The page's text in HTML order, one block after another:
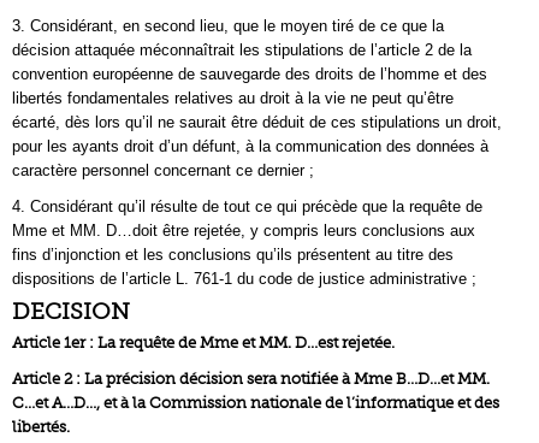
3. Considérant, en second lieu, que le moyen tiré de ce que la
décision attaquée méconnaîtrait les stipulations de l’article 2 de la
convention européenne de sauvegarde des droits de l’homme et des
libertés fondamentales relatives au droit à la vie ne peut qu’être
écarté, dès lors qu’il ne saurait être déduit de ces stipulations un droit,
pour les ayants droit d’un défunt, à la communication des données à
caractère personnel concernant ce dernier ;
4. Considérant qu’il résulte de tout ce qui précède que la requête de
Mme et MM. D…doit être rejetée, y compris leurs conclusions aux
fins d’injonction et les conclusions qu’ils présentent au titre des
dispositions de l’article L. 761-1 du code de justice administrative ;
DECISION
Article 1er : La requête de Mme et MM. D…est rejetée.
Article 2 : La précision décision sera notifiée à Mme B…D…et MM.
C…et A…D…, et à la Commission nationale de l’informatique et des
libertés.